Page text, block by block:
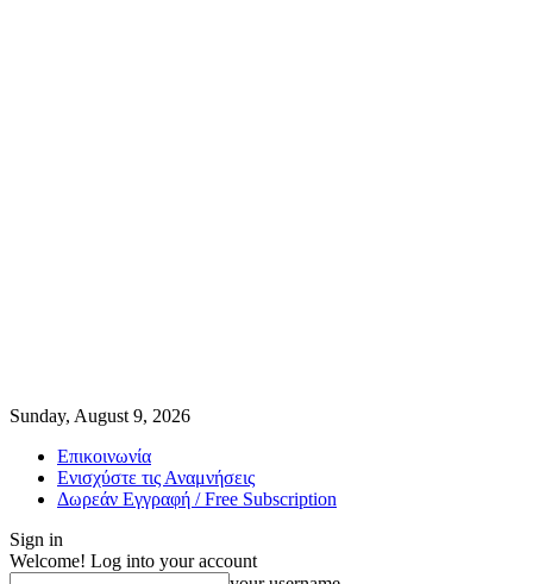
Sunday, August 9, 2026
Επικοινωνία
Ενισχύστε τις Αναμνήσεις
Δωρεάν Εγγραφή / Free Subscription
Sign in
Welcome! Log into your account